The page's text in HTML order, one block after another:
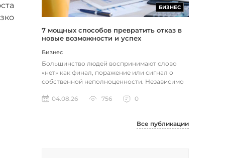
БИЗНЕС
7 мощных способов превратить отказ в
новые возможности и успех
Бизнес
Большинство людей воспринимают слово
«нет» как финал, поражение или сигнал о
собственной неполноценности. Независимо
04.08.26
756 0
Все публикации